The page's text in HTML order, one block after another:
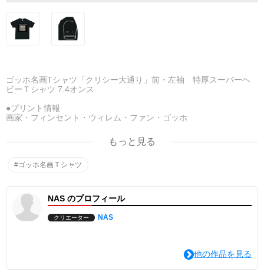
ゴッホ名画Tシャツ「クリシー大通り」前・左袖 特厚スーパーヘ
ビーＴシャツ 7.4オンス
●プリント情報
画家・フィンセント・ウィレム・ファン・ゴッホ
左袖「グレーのフェルトハットをかぶった自画像」とロゴ
●このTシャツの生地は特厚スーパーヘビー7.4オンスとなってい
丈夫で長持ちするTシャツを求めている方に最適です。
またデザインはシンプルでカジュアルですので、日常使いにぴった
厚手のTシャツは存在感がありますので、スカートにもパンツスタ
※杢グレー：綿80%、ポリエステル20%
もっと見る
#ゴッホ名画Ｔシャツ
NAS のプロフィール
クリエーター NAS
他の作品を見る